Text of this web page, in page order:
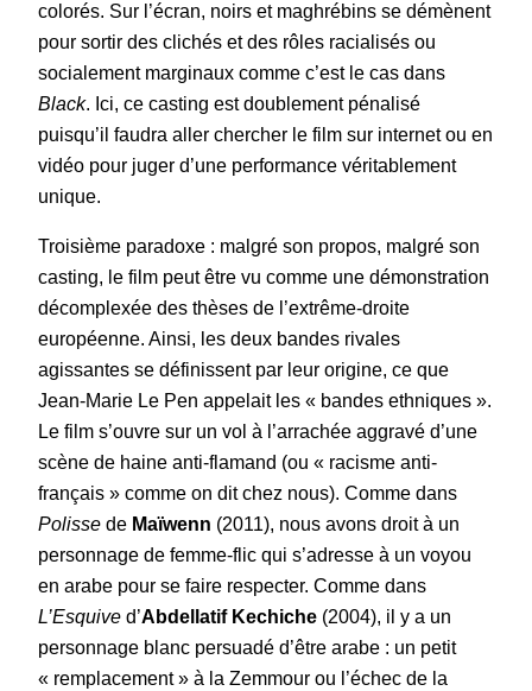
colorés. Sur l’écran, noirs et maghrébins se démènent
pour sortir des clichés et des rôles racialisés ou
socialement marginaux comme c’est le cas dans
Black. Ici, ce casting est doublement pénalisé
puisqu’il faudra aller chercher le film sur internet ou en
vidéo pour juger d’une performance véritablement
unique.
Troisième paradoxe : malgré son propos, malgré son
casting, le film peut être vu comme une démonstration
décomplexée des thèses de l’extrême-droite
européenne. Ainsi, les deux bandes rivales
agissantes se définissent par leur origine, ce que
Jean-Marie Le Pen appelait les « bandes ethniques ».
Le film s’ouvre sur un vol à l’arrachée aggravé d’une
scène de haine anti-flamand (ou « racisme anti-
français » comme on dit chez nous). Comme dans
Polisse de Maïwenn (2011), nous avons droit à un
personnage de femme-flic qui s’adresse à un voyou
en arabe pour se faire respecter. Comme dans
L’Esquive d’Abdellatif Kechiche (2004), il y a un
personnage blanc persuadé d’être arabe : un petit
« remplacement » à la Zemmour ou l’échec de la